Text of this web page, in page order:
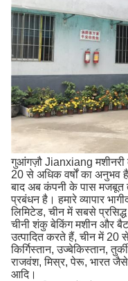
गुआंगज़ौ Jianxiang मशीनरी
20 से अधिक वर्षों का अनुभव
बाद अब कंपनी के पास
प्रबंधन है। हमारे व्यापार
लिमिटेड, चीन में सबसे प्रसिद्ध
चीनी शंकु बेकिंग मशीन और
उत्पादित करते हैं, चीन में 20
किर्गिस्तान, उज्बेकिस्तान,
राजवंश, मिस्र, पेरू, भारत जैसे
आदि।